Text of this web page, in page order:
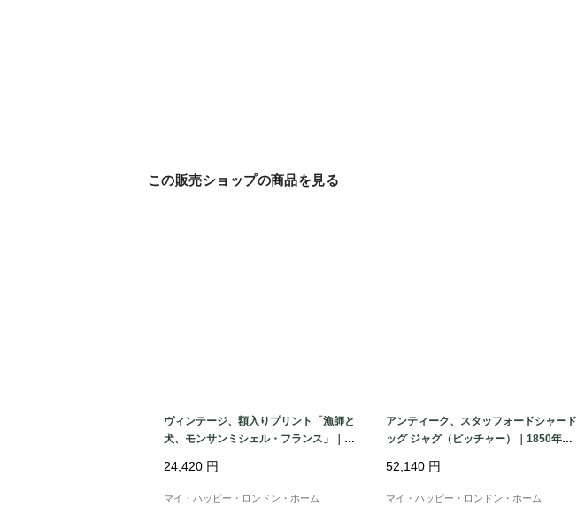
この販売ショップの商品を見る
ヴィンテージ、額入りプリント「漁師と
犬、モンサンミシェル・フランス」｜20
24,420 円
マイ・ハッピー・ロンドン・ホーム
アンティーク、スタッフォードシャード
ッグ ジャグ（ピッチャー）｜1850年代
52,140 円
マイ・ハッピー・ロンドン・ホーム